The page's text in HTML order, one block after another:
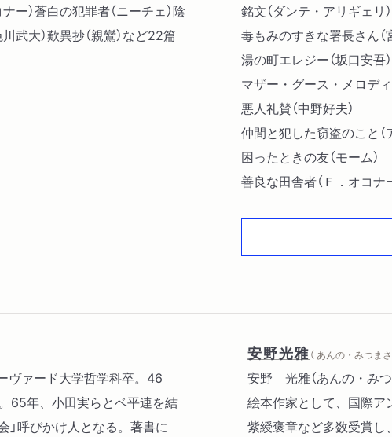
ー）蒼白の犯罪者（ニーチェ）陰
武大）歎異抄（親鸞）など22篇
銘文（ダンテ・アリギェリ）
毒もみのすきな署長さん（
湯の町エレジー（坂口安吾）
マザー・グース・メロディ
悪人礼賛（中野好夫）
仲間と犯した窃盗のこと（
困ったときの友（モーム）
善良な田舎者（Ｆ．オコナ
蒼白の犯罪者（ニーチェ）〔
ヴァード大学哲学科卒。46
65年、小田実らとベ平連を結
」呼びかけ人となる。著書に
安野光雅（ あんの・みつまさ
安野 光雅（あんの・み
絵本作家として、国際ア
紫綬褒章など多数受賞し